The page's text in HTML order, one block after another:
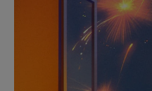
METTRE
POUR
LE